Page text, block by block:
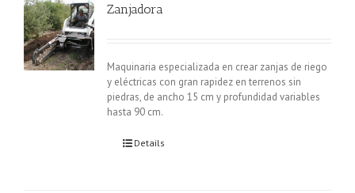
Zanjadora
Maquinaria especializada en crear zanjas de riego
y eléctricas con gran rapidez en terrenos sin
piedras, de ancho 15 cm y profundidad variables
hasta 90 cm.
Details